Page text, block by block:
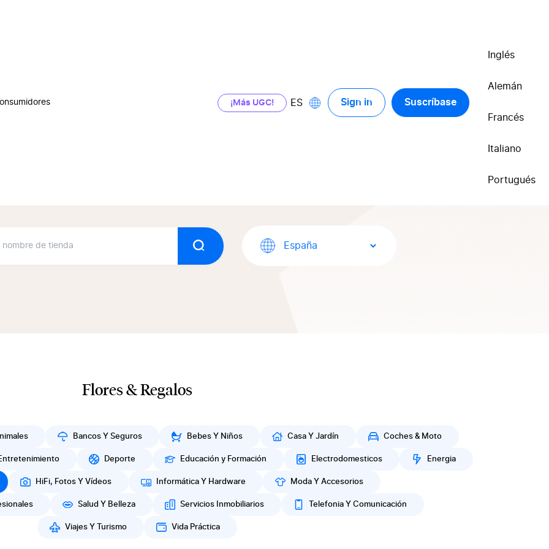
¡Más UGC! ES Sign in Suscríbase
Inglés
Alemán
Francés
Italiano
Portugués
Buscar
Flores & Regalos
Bancos Y Seguros Bebes Y Niños Casa Y Jardín Coches & Moto
Deporte Educación y Formación Electrodomesticos Energia
HiFi, Fotos Y Vídeos Informática Y Hardware Moda Y Accesorios
Salud Y Belleza Servicios Inmobiliarios Telefonia Y Comunicación
Viajes Y Turismo Vida Práctica